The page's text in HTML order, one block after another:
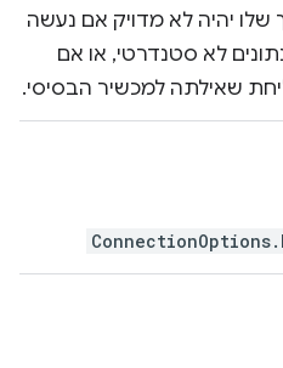
שלו יהיה לא מדויק אם נעשה
לא סטנדרטי, או אם
שאילתה למכשיר הבסיסי.